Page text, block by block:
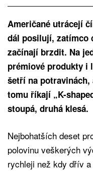
Američané utrácejí
dál posilují, zatímco
začínají brzdit. Na
prémiové produkty i
šetří na potravinách,
tomu říkají „K-
stoupá, druhá klesá.
Nejbohatších deset
polovinu veškerých
rychleji než kdy dřív